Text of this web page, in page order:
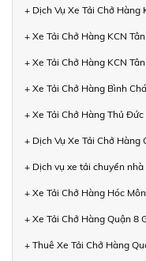
+ Dịch Vụ Xe Tải Chở Hàng
+ Xe Tải Chở Hàng KCN
+ Xe Tải Chở Hàng KCN
+ Xe Tải Chở Hàng Bình
+ Xe Tải Chở Hàng Thủ
+ Dịch Vụ Xe Tải Chở Hàng
+ Dịch vụ xe tải chuyển
+ Xe Tải Chở Hàng Hóc
+ Xe Tải Chở Hàng Quận 8
+ Thuê Xe Tải Chở Hàng